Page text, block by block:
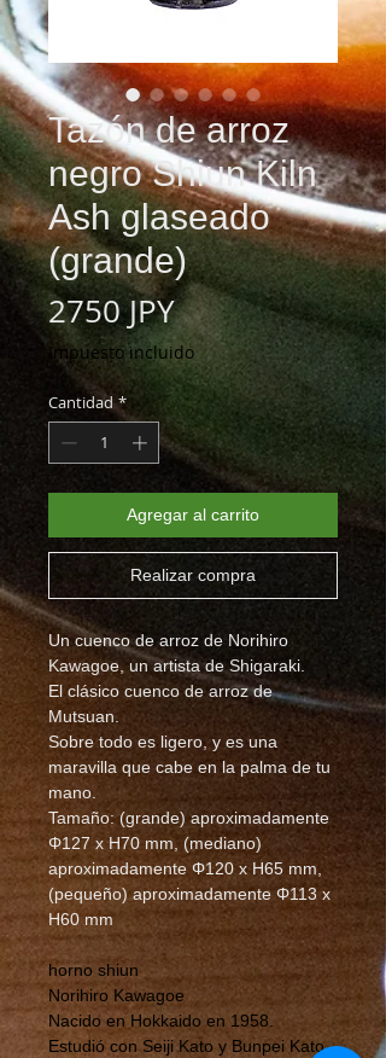
Tazón de arroz
negro Shiun Kiln
Ash glaseado
(grande)
2750 JPYPrecio
Impuesto incluido
Cantidad *
Agregar al carrito
Realizar compra
Un cuenco de arroz de Norihiro
Kawagoe, un artista de Shigaraki.
El clásico cuenco de arroz de
Mutsuan.
Sobre todo es ligero, y es una
maravilla que cabe en la palma de tu
mano.
Tamaño: (grande) aproximadamente
Φ127 x H70 mm, (mediano)
aproximadamente Φ120 x H65 mm,
(pequeño) aproximadamente Φ113 x
H60 mm
horno shiun
Norihiro Kawagoe
Nacido en Hokkaido en 1958.
Estudió con Seiji Kato y Bunpei Kato